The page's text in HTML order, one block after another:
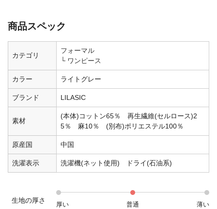
商品スペック
カテゴリ
フォーマル
ワンピース
カラー ライトグレー
ブランド LILASIC
素材
(本体)コットン65％ 再生繊維(セルロース)2
5％ 麻10％ (別布)ポリエステル100％
原産国 中国
洗濯表示 洗濯機(ネット使用) ドライ(石油系)
生地の厚さ
厚い 普通 薄い